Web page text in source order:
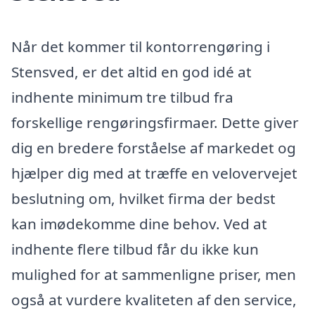
Når det kommer til kontorrengøring i
Stensved, er det altid en god idé at
indhente minimum tre tilbud fra
forskellige rengøringsfirmaer. Dette giver
dig en bredere forståelse af markedet og
hjælper dig med at træffe en velovervejet
beslutning om, hvilket firma der bedst
kan imødekomme dine behov. Ved at
indhente flere tilbud får du ikke kun
mulighed for at sammenligne priser, men
også at vurdere kvaliteten af den service,